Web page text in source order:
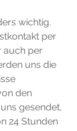
wichtig.
per
auch per
uns die
den
gesendet,
24 Stunden